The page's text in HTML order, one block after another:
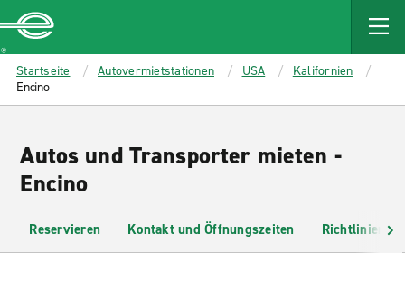
MAIN
CONTENT
Enterprise
Startseite Autovermietstationen USA
Kalifornien
Encino
Autos und Transporter mieten -
Encino
Reservieren Kontakt und Öffnungszeiten Richtlinien